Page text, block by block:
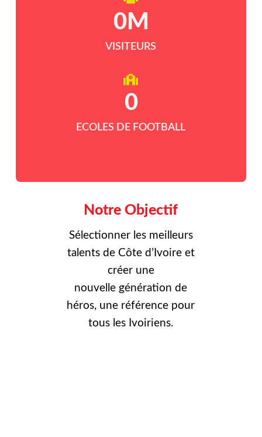
VISITEURS
0M
ECOLES DE FOOTBALL
0
Notre Objectif
Sélectionner les meilleurs
talents de Côte d’Ivoire et
créer une
nouvelle génération de
héros, une référence pour
tous les Ivoiriens.